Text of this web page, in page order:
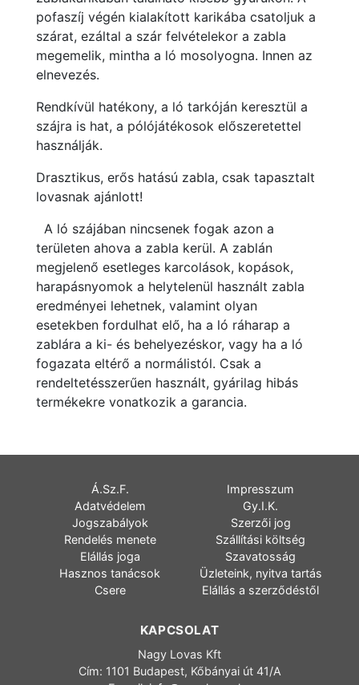
pofaszíj végén kialakított karikába csatoljuk a
szárat, ezáltal a szár felvételekor a zabla
megemelik, mintha a ló mosolyogna. Innen az
elnevezés.
Rendkívül hatékony, a ló tarkóján keresztül a
szájra is hat, a pólójátékosok előszeretettel
használják.
Drasztikus, erős hatású zabla, csak tapasztalt
lovasnak ajánlott!
A ló szájában nincsenek fogak azon a
területen ahova a zabla kerül. A zablán
megjelenő esetleges karcolások, kopások,
harapásnyomok a helytelenül használt zabla
eredményei lehetnek, valamint olyan
esetekben fordulhat elő, ha a ló ráharap a
zablára a ki- és behelyezéskor, vagy ha a ló
fogazata eltérő a normálistól. Csak a
rendeltetésszerűen használt, gyárilag hibás
termékekre vonatkozik a garancia.
Á.Sz.F.
Impresszum
Adatvédelem
Gy.I.K.
Jogszabályok
Szerzői jog
Rendelés menete
Szállítási költség
Elállás joga
Szavatosság
Hasznos tanácsok
Üzleteink, nyitva tartás
Csere
Elállás a szerződéstől
KAPCSOLAT
Nagy Lovas Kft
Cím: 1101 Budapest, Kőbányai út 41/A